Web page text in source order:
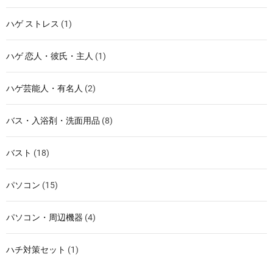
ハゲ ストレス (1)
ハゲ 恋人・彼氏・主人 (1)
ハゲ芸能人・有名人 (2)
バス・入浴剤・洗面用品 (8)
バスト (18)
パソコン (15)
パソコン・周辺機器 (4)
ハチ対策セット (1)